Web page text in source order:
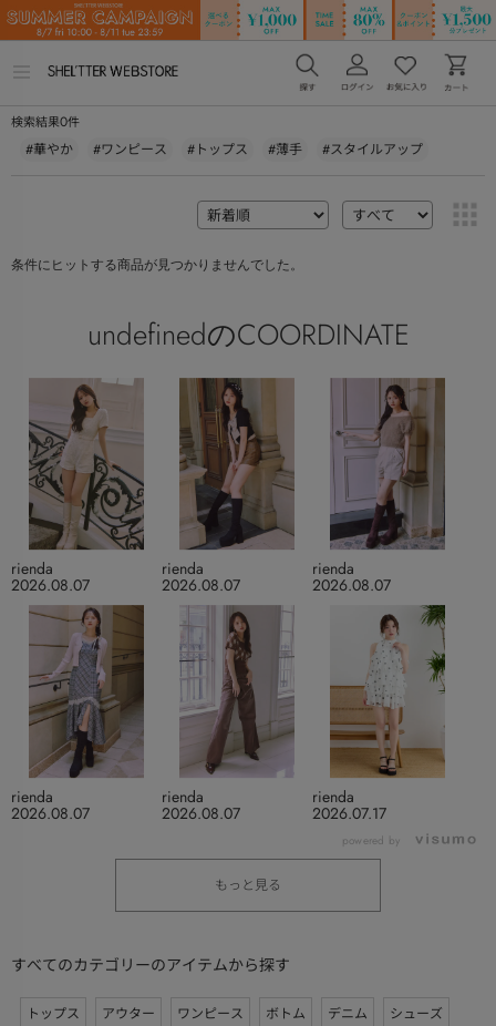
ー
を
検索結果0件
#華やか #ワンピース #トップス #薄手 #スタイルアップ
条件にヒットする商品が見つかりませんでした。
undefinedのCOORDINATE
2026.08.07
rienda
2026.08.07
rienda
2026.08.07
rienda
2026.08.07
rienda
2026.08.07
rienda
2026.07.17
rienda
powered by
もっと見る
すべてのカテゴリーのアイテムから探す
トップス アウター ワンピース ボトム デニム
シューズ